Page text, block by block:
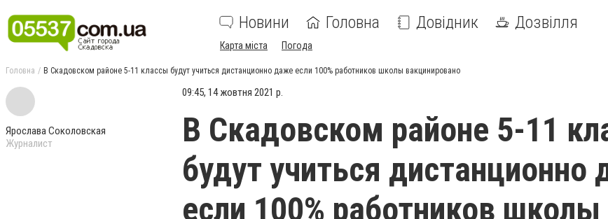
Новини Головна Довідник Дозвілля
Карта міста Погода
Головна В Скадовском районе 5-11 классы будут учиться дистанционно даже если 100% работников школы вакцинировано
Ярослава Соколовская
Журналист
09:45, 14 жовтня 2021 р.
В Скадовском районе 5-11
будут учиться дистанционно
если 100% работников школы